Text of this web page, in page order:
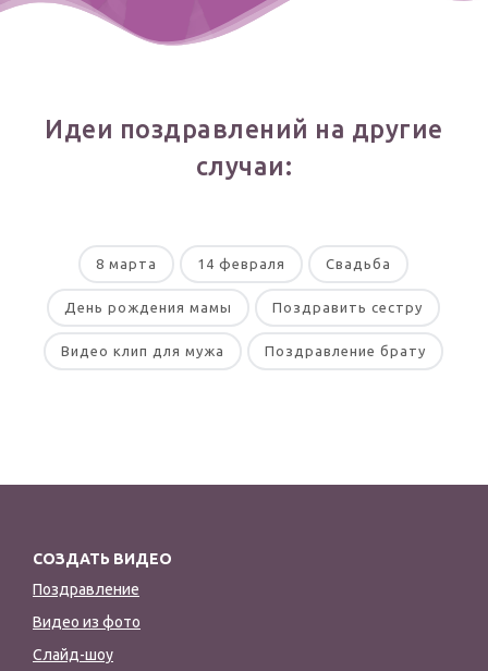
Идеи поздравлений на другие
случаи:
8 марта 14 февраля Свадьба
День рождения мамы Поздравить сестру
Видео клип для мужа Поздравление брату
СОЗДАТЬ ВИДЕО
Поздравление
Видео из фото
Слайд-шоу